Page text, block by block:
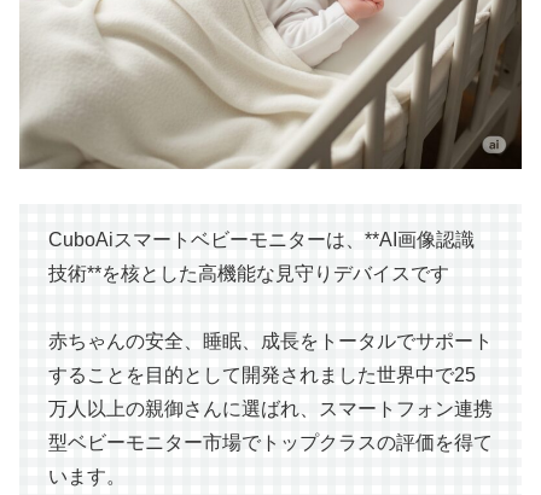
CuboAiスマートベビーモニターは、**AI画像認識
技術**を核とした高機能な見守りデバイスです
赤ちゃんの安全、睡眠、成長をトータルでサポート
することを目的として開発されました世界中で25
万人以上の親御さんに選ばれ、スマートフォン連携
型ベビーモニター市場でトップクラスの評価を得て
います。